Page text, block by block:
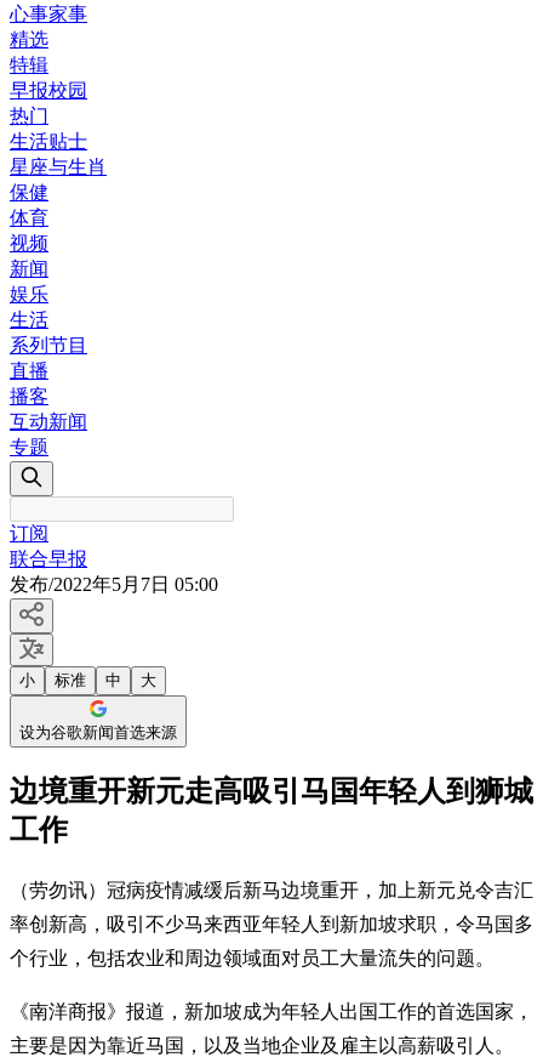
心事家事
精选
特辑
早报校园
热门
生活贴士
星座与生肖
保健
体育
视频
新闻
娱乐
生活
系列节目
直播
播客
互动新闻
专题
订阅
联合早报
发布/2022年5月7日 05:00
小 标准 中 大
设为谷歌新闻首选来源
边境重开新元走高吸引马国年轻人到狮城
工作
（劳勿讯）冠病疫情减缓后新马边境重开，加上新元兑令吉汇
率创新高，吸引不少马来西亚年轻人到新加坡求职，令马国多
个行业，包括农业和周边领域面对员工大量流失的问题。
《南洋商报》报道，新加坡成为年轻人出国工作的首选国家，
主要是因为靠近马国，以及当地企业及雇主以高薪吸引人。